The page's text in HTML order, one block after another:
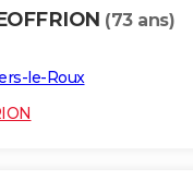
(73 ans)
le-Roux